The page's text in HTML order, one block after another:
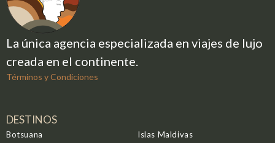
La única agencia especializada en viajes de lujo
creada en el continente.
Términos y Condiciones
DESTINOS
Botsuana
Islas Maldivas